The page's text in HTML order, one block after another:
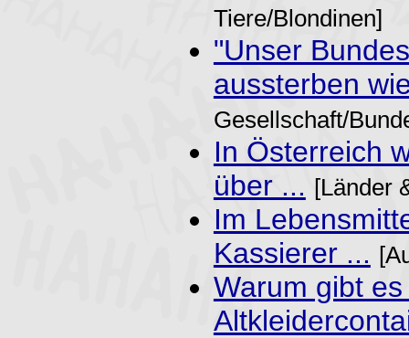
Tiere/Blondinen]
"Unser
aussterben
Gesellschaft/
In Österreich
über ... [Länder
Im
Kassierer ...
Warum gibt